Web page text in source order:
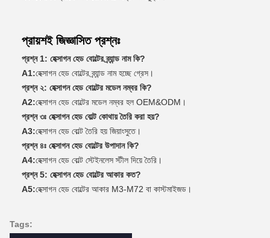
প্রায়শই জিজ্ঞাসিত প্রশ্নঃ
প্রশ্ন 1: হেক্সাগন হেড বোল্টের ব্র্যান্ড নাম কি?
A1:হেক্সাগন হেড বোল্টের ব্র্যান্ড নাম হচ্ছে গ্রেস।
প্রশ্ন ২: হেক্সাগন হেড বোল্টের মডেল নম্বর কি?
A2:হেক্সাগন হেড বোল্টের মডেল নম্বর হল OEM&ODM।
প্রশ্ন ৩ঃ হেক্সাগন হেড বোল্ট কোথায় তৈরি করা হয়?
A3:হেক্সাগন হেড বোল্ট তৈরি হয় জিয়াংসুতে।
প্রশ্ন ৪ঃ হেক্সাগন হেড বোল্টের উপাদান কি?
A4:হেক্সাগন হেড বোল্ট স্টেইনলেস স্টীল দিয়ে তৈরি।
প্রশ্ন 5: হেক্সাগন হেড বোল্টের আকার কত?
A5:হেক্সাগন হেড বোল্টের আকার M3-M72 বা কাস্টমাইজড।
Tags: